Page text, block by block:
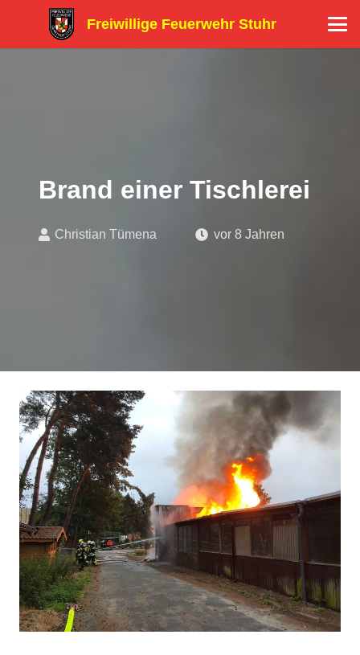
Freiwillige Feuerwehr Stuhr
Brand einer Tischlerei
Christian Tümena vor 8 Jahren